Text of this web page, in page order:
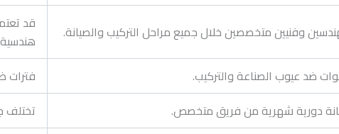
وفنيين متخصصين خلال جميع مراحل التركيب والصيانة.
قد
فترات
دورية شهرية من فريق متخصص. تختلف